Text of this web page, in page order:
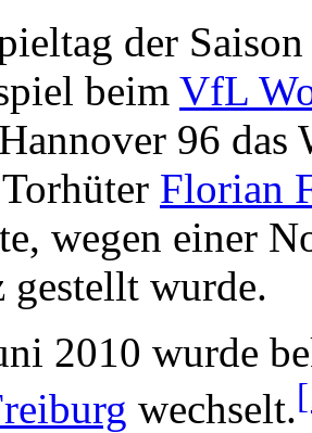
der
beim VfL
96 das
Florian
wegen einer
gestellt wurde.
2010 wurde
wechselt.